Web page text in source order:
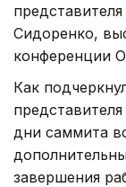
Сидоренко,
конференции
Как
дни саммита
завершения